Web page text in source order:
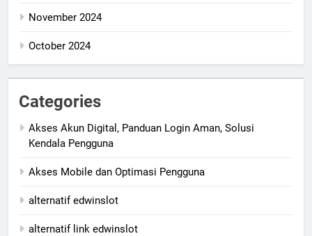
November 2024
October 2024
Categories
Akses Akun Digital, Panduan Login Aman, Solusi
Kendala Pengguna
Akses Mobile dan Optimasi Pengguna
alternatif edwinslot
alternatif link edwinslot